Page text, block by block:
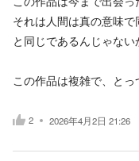
それは人間は真の意味
と同じであるんじゃない
この作品は複雑で、と
2 2026年4月2日 21:26